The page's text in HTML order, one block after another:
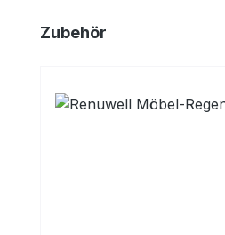
Produktgalerie überspringen
Zubehör